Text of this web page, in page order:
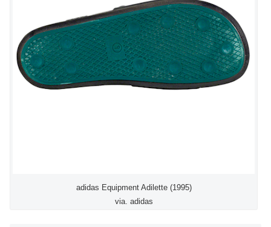
adidas Equipment Adilette (1995)
via. adidas